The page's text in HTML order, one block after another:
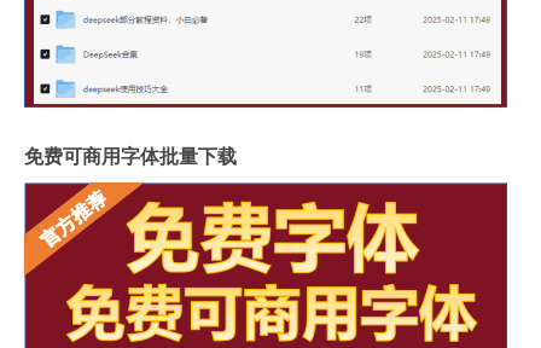
免费可商用字体批量下载